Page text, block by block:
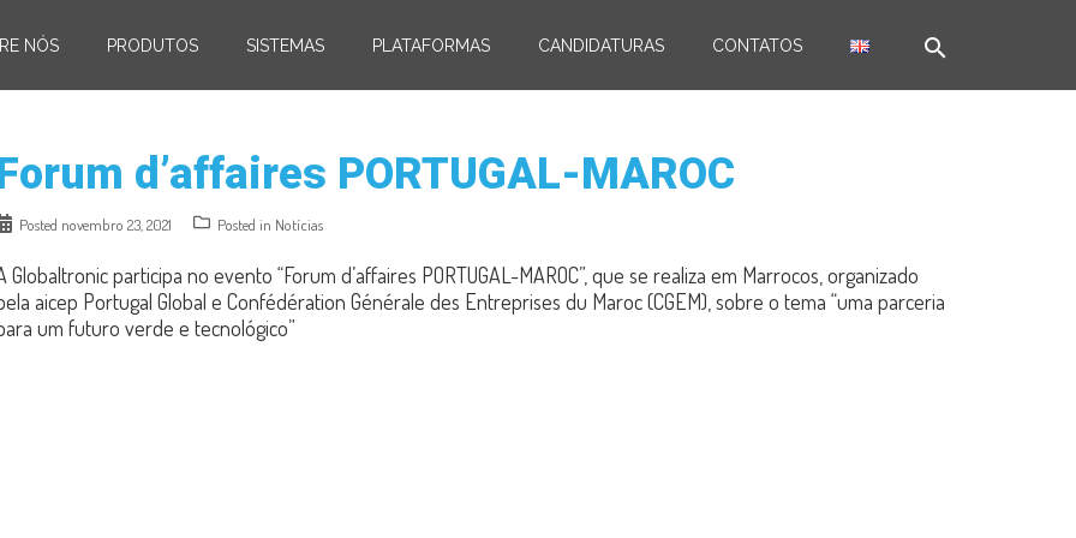
NÓS PRODUTOS SISTEMAS PLATAFORMAS CANDIDATURAS CONTATOS search
d’affaires PORTUGAL-MAROC
Posted novembro 23, 2021 Posted in Notícias
Globaltronic participa no evento “Forum d’affaires PORTUGAL-MAROC”, que se realiza em Marrocos, organizado
aicep Portugal Global e Confédération Générale des Entreprises du Maroc (CGEM), sobre o tema “uma parceria
um futuro verde e tecnológico”